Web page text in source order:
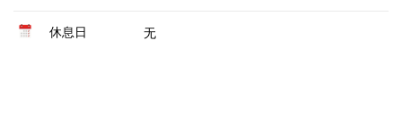
休息日 无